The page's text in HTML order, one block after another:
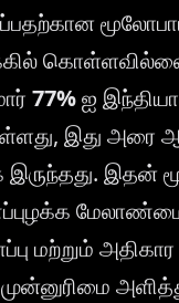
77%ஐ
இது அரை
இதன்
மற்றும் அதிகார
முன்னுரிமை